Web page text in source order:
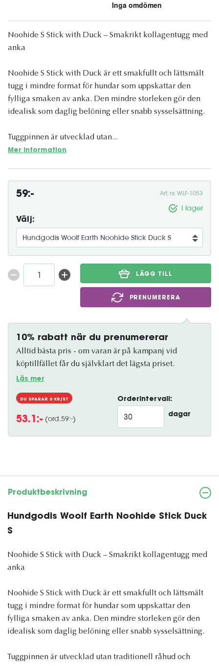
Noohide S Stick with Duck – Smakrikt kollagentugg med
anka
Noohide S Stick with Duck är ett smakfullt och lättsmält
tugg i mindre format för hundar som uppskattar den
fylliga smaken av anka. Den mindre storleken gör den
idealisk som daglig belöning eller snabb sysselsättning.
Tuggpinnen är utvecklad utan...
Mer information
59:- Art. nr. WLF-1053
I lager
Välj:
LÄGG TILL
PRENUMERERA
10% rabatt när du prenumererar
Alltid bästa pris - om varan är på kampanj vid
köptillfället får du självklart det lägsta priset.
Läs mer
DU SPARAR 6 KR/ST
53.1 :- (ord.59:-)
Orderintervall:
dagar
Produktbeskrivning
Hundgodis Woolf Earth Noohide Stick Duck
S
Noohide S Stick with Duck – Smakrikt kollagentugg med
anka
Noohide S Stick with Duck är ett smakfullt och lättsmält
tugg i mindre format för hundar som uppskattar den
fylliga smaken av anka. Den mindre storleken gör den
idealisk som daglig belöning eller snabb sysselsättning.
Tuggpinnen är utvecklad utan traditionell råhud och